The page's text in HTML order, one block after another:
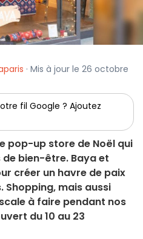
· Mis à jour le 26 octobre
fil Google ? Ajoutez
pop-up store de Noël qui
bien-être. Baya et
créer un havre de paix
mais aussi
à faire pendant nos
du 10 au 23